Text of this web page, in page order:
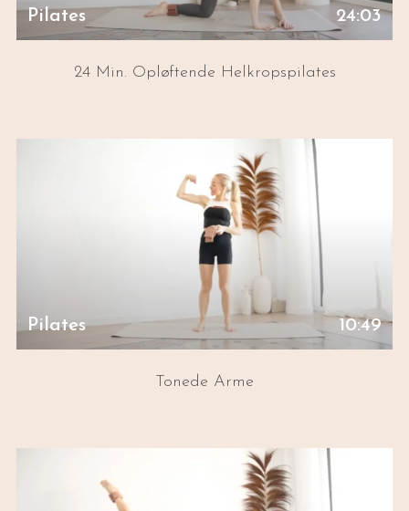
Pilates 24:03
24 Min. Opløftende Helkropspilates
Pilates 10:49
Tonede Arme